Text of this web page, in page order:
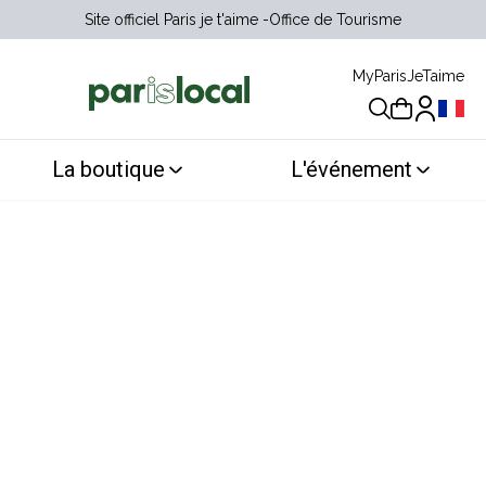
Site officiel Paris je t'aime Office de Tourisme
MyParisJeTaime
La boutique L'événement